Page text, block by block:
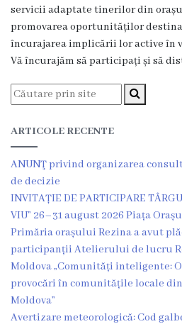
Dispozițiile
primarului
Plăți
încasate
Întreprinderi
subordonate
Grădinița
nr.1
,,Leagănul
copilăriei”
servicii adaptate tinerilor din
promovarea oportunităților
încurajarea implicării lor active în
Vă încurajăm să participați și să
ARTICOLE RECENTE
ANUNŢ privind organizarea
de decizie
INVITAȚIE DE PARTICIPARE
VIU” 26–31 august 2026 Piața
Primăria orașului Rezina a avut
participanții Atelierului de lucru
Moldova „Comunități inteligente:
provocări în comunitățile locale
Moldova”
Avertizare meteorologică: Cod